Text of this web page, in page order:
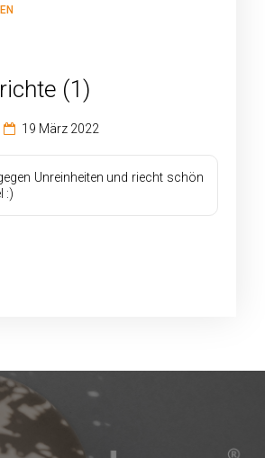
(1)
19 März 2022
Unreinheiten und riecht schön
:)